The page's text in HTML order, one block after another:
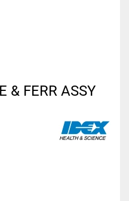
& FERR ASSY